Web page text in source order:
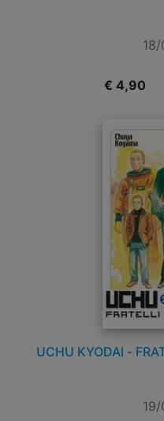
€ 4,90
UCHU KYODAI -